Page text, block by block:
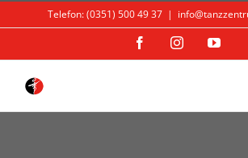
to
Telefon: (0351) 500 49 37 |
FacebookInstagram